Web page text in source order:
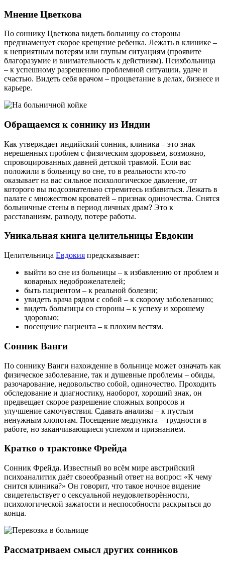
Мнение Цветкова
По соннику Цветкова видеть больницу со стороны
предзнаменует скорое крещение ребенка. Лежать в клинике –
к неприятным потерям или глупым ситуациям (проявите
благоразумие и внимательность к действиям). Психбольница
– к успешному разрешению проблемной ситуации, удаче и
счастью. Видеть себя врачом – процветание в делах, бизнесе и
карьере.
Обращаемся к соннику из Индии
Как утверждает индийский сонник, клиника – это знак
нерешенных проблем с физическим здоровьем, возможно,
спровоцированных давней детской травмой. Если вас
положили в больницу во сне, то в реальности кто-то
оказывает на вас сильное психологическое давление, от
которого вы подсознательно стремитесь избавиться. Лежать в
палате с множеством кроватей – признак одиночества. Снятся
больничные стены в период личных драм? Это к
расставаниям, разводу, потере работы.
Уникальная книга целительницы Евдокии
Целительница Евдокия предсказывает:
выйти во сне из больницы – к избавлению от проблем и
коварных недоброжелателей;
быть пациентом – к реальной болезни;
увидеть врача рядом с собой – к скорому заболеванию;
видеть больницы со стороны – к успеху и хорошему
здоровью;
посещение пациента – к плохим вестям.
Сонник Ванги
По соннику Ванги нахождение в больнице может означать как
физическое заболевание, так и душевные проблемы – обиды,
разочарование, недовольство собой, одиночество. Проходить
обследование и диагностику, наоборот, хороший знак, он
предвещает скорое разрешение сложных вопросов и
улучшение самочувствия. Сдавать анализы – к пустым
ненужным хлопотам. Посещение медпункта – трудности в
работе, но заканчивающиеся успехом и признанием.
Кратко о трактовке Фрейда
Сонник Фрейда. Известный во всём мире австрийский
психоаналитик даёт своеобразный ответ на вопрос: «К чему
снится клиника?» Он говорит, что такое ночное видение
свидетельствует о сексуальной неудовлетворённости,
психологической зажатости и неспособности раскрыться до
конца.
Рассматриваем смысл других сонников